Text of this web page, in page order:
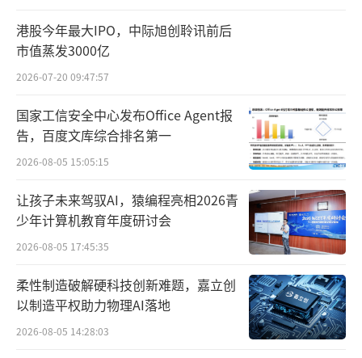
为70.42亿元，较去年同期增加约3.03亿元，主
要是因销售量提升导致运输费用相对增加、通
路资产产生折旧等费用增加。可以明显看到，
统一企业中国在上半年的销售及市场推广开支
较大。
收增速分别为10.85%、12%、1.18%、6.09%
和4.56%，呈现增速放缓趋势。同期，统一企
业中国的销售及市场推广开支分别约为55.43亿
元、58.87亿元、62.78亿元、67.39亿元和70.4
2亿元。可以看到，2024—2025年，统一企业
中国的营销效率有所提升。
港股今年最大IPO，中际旭创聆讯前后
市值蒸发3000亿
2026-07-20 09:47:57
国家工信安全中心发布Office Agent报
告，百度文库综合排名第一
2026-08-05 15:05:15
让孩子未来驾驭AI，猿编程亮相2026青
少年计算机教育年度研讨会
2026-08-05 17:45:35
柔性制造破解硬科技创新难题，嘉立创
以制造平权助力物理AI落地
2026-08-05 14:28:03